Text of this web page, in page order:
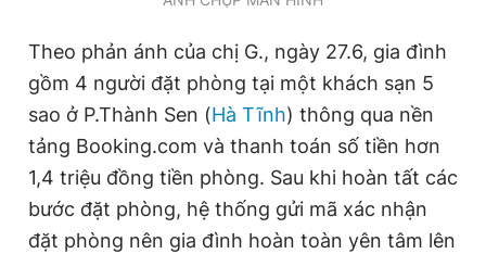
Quảng cáo RSS Tòa soạn
Tổng biên tập: Nguyễn Ngọc Toàn
Phó tổng biên tập thường trực: Hải Thành
Phó tổng biên tập: Lâm Hiếu Dũng
Phó tổng biên tập: Trần Việt Hưng
Tổng thư ký tòa soạn: Đức Trung
Giấy phép xuất bản số 110/GP - BTTTT cấp ngày 24.3.2020
© 2003-2026 Bản quyền thuộc về Báo Thanh Niên. Cấm sao
chép dưới mọi hình thức nếu không có sự chấp thuận bằng văn
bản. Phát triển bởi ePi Technologies, JSC.
Theo phản ánh của chị G., ngày 27.6, gia đình
gồm 4 người đặt phòng tại một khách sạn 5
sao ở P.Thành Sen (Hà Tĩnh) thông qua nền
tảng Booking.com và thanh toán số tiền hơn
1,4 triệu đồng tiền phòng. Sau khi hoàn tất các
bước đặt phòng, hệ thống gửi mã xác nhận
đặt phòng nên gia đình hoàn toàn yên tâm lên